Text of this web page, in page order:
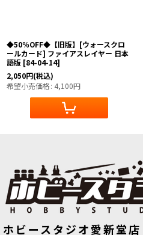
◆50％OFF◆【旧版】[ウォースクロ
ールカード] ファイアスレイヤー 日本
語版 [84-04-14]
2,050円(税込)
希望小売価格: 4,100円
ホビースタジオ愛新堂店